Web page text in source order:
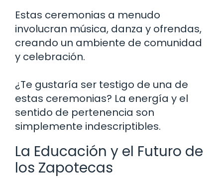
Estas ceremonias a menudo
involucran música, danza y ofrendas,
creando un ambiente de comunidad
y celebración.
¿Te gustaría ser testigo de una de
estas ceremonias? La energía y el
sentido de pertenencia son
simplemente indescriptibles.
La Educación y el Futuro de
los Zapotecas